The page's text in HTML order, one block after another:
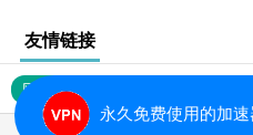
友情链接
网站地图
永久免费使用的加速